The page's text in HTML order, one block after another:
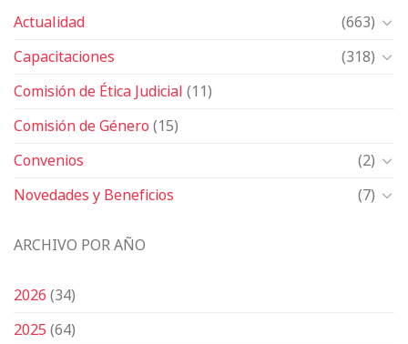
Actualidad
(663)
Capacitaciones
(318)
Comisión de Ética Judicial(11)
Comisión de Género(15)
Convenios
(2)
Novedades y Beneficios
(7)
ARCHIVO POR AÑO
2026(34)
2025(64)